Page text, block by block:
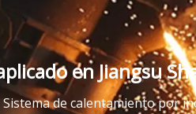
en Jiangsu
Sistema de calentamiento por